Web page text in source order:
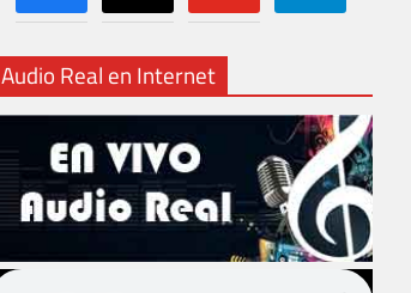
Audio Real en Internet